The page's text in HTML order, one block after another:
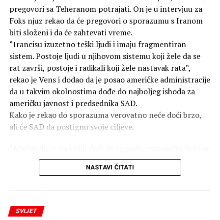
procjenama, bomba bačena na Hirošimu 6. avgusta 1945.
godine ubila je između 70.000 i 100.000 ljudi na sam dan
eksplozije.
Do kraja 1945. godine, broj žrtava porastao je na
140.000, jer su ljudi umirali u bolnicama od zadobijenih
povreda i izloženosti zračenju. Ukupan broj žrtava
bombardovanja sada prelazi 350.000.
SAD i dalje ne priznaju moralnu odgovornost za
atomska bombardovanja, pravdajući svoje postupke kao
pregovori sa Teheranom potrajati. On je u intervjuu za
Foks njuz rekao da će pregovori o sporazumu s Iranom
biti složeni i da će zahtevati vreme.
“Irancisu izuzetno teški ljudi i imaju fragmentiran
sistem. Postoje ljudi u njihovom sistemu koji žele da se
rat završi, postoje i radikali koji žele nastavak rata”,
rekao je Vens i dodao da je posao američke administracije
da u takvim okolnostima dođe do najboljeg ishoda za
američku javnost i predsednika SAD.
Kako je rekao do sporazuma verovatno neće doći brzo,
ali će SAD da postignu svoje ciljeve.
danas bile 79 dolara, padnu i ostanu niske. Iran nikada
neće imati nuklearno oružje, a SAD će biti u jačoj
Dodao je i da ne bi trebalo da se donose zaključci o
ishodu pregovora dok oni još traju, ali da će SAD
NASTAVI ČITATI
SVIJET